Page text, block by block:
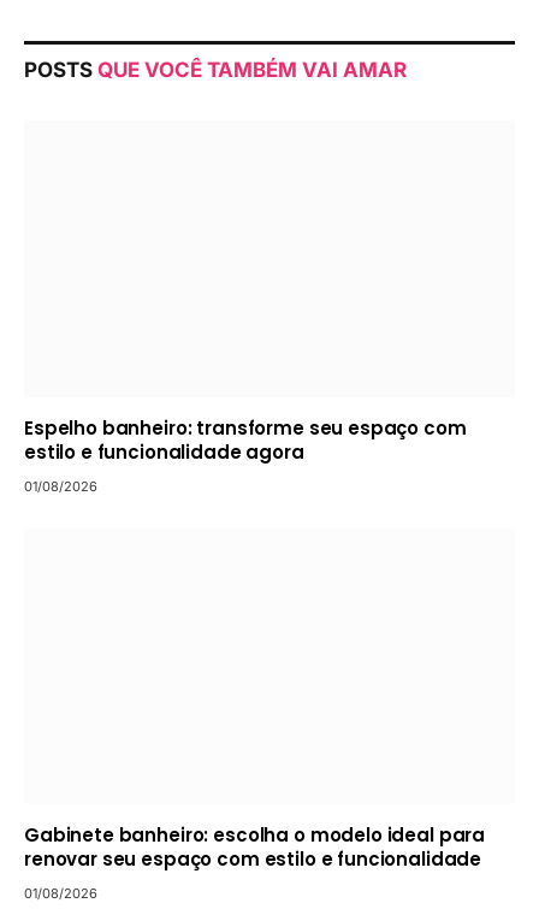
POSTS QUE VOCÊ TAMBÉM VAI AMAR
Espelho banheiro: transforme seu espaço com
estilo e funcionalidade agora
01/08/2026
Gabinete banheiro: escolha o modelo ideal para
renovar seu espaço com estilo e funcionalidade
01/08/2026